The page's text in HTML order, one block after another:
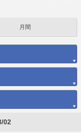
月間
02